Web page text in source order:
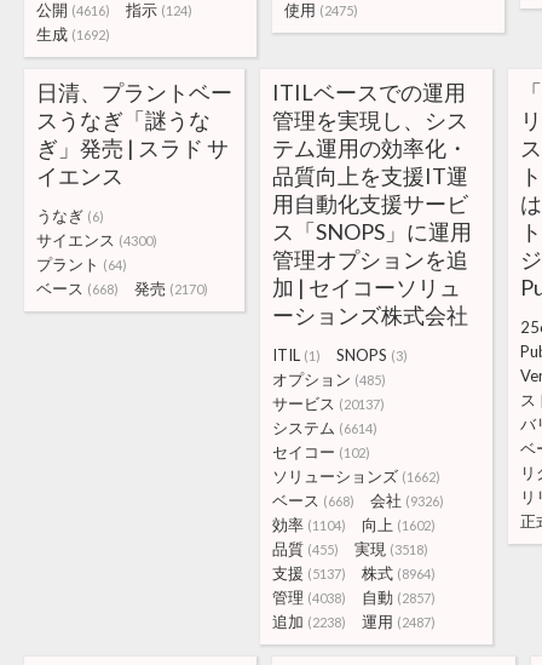
公開 (4616) 指示 (124)
生成 (1692)
使用 (2475)
日清、プラントベー
スうなぎ「謎うな
ぎ」発売 | スラド サ
イエンス
うなぎ (6)
サイエンス (4300)
プラント (64)
ベース (668) 発売 (2170)
ITILベースでの運用
管理を実現し、シス
テム運用の効率化・
品質向上を支援IT運
用自動化支援サービ
ス「SNOPS」に運用
管理オプションを追
加 | セイコーソリュ
ーションズ株式会社
ITIL (1) SNOPS (3)
オプション (485)
サービス (20137)
システム (6614)
セイコー (102)
ソリューションズ (1662)
ベース (668) 会社 (9326)
効率 (1104) 向上 (1602)
品質 (455) 実現 (3518)
支援 (5137) 株式 (8964)
管理 (4038) 自動 (2857)
追加 (2238) 運用 (2487)
ス
バ
ベ
リ
リ
正